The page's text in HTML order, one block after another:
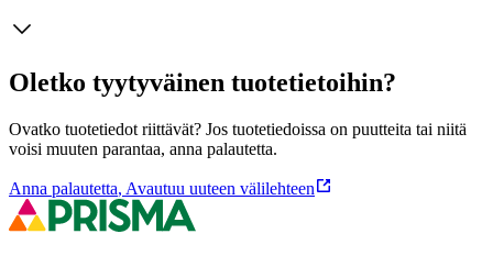
Oletko tyytyväinen tuotetietoihin?
Ovatko tuotetiedot riittävät? Jos tuotetiedoissa on puutteita tai niitä
voisi muuten parantaa, anna palautetta.
Anna palautetta, Avautuu uuteen välilehteen